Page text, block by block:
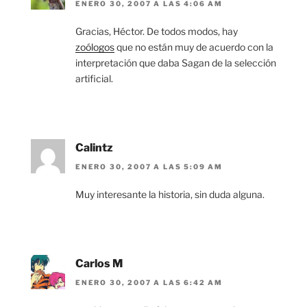
ENERO 30, 2007 A LAS 4:06 AM
Gracias, Héctor. De todos modos, hay
zoólogosque no están muy de acuerdo con la
interpretación que daba Sagan de la selección
artificial.
Calintz
ENERO 30, 2007 A LAS 5:09 AM
Muy interesante la historia, sin duda alguna.
Carlos M
ENERO 30, 2007 A LAS 6:42 AM